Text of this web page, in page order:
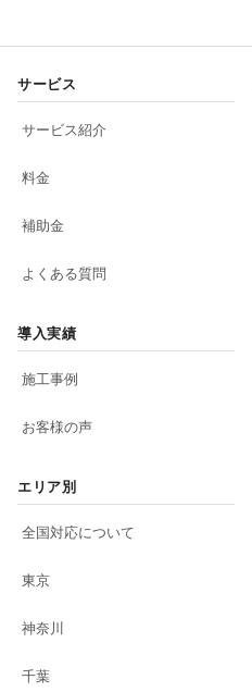
サービス
サービス紹介
料金
補助金
よくある質問
導入実績
施工事例
お客様の声
エリア別
全国対応について
東京
神奈川
千葉